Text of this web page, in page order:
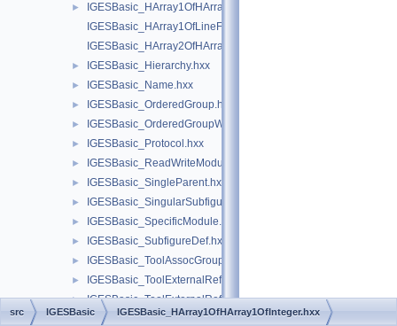
►
IGESBasic_HArray1OfHArray1OfXYZ.hxx
IGESBasic_HArray1OfLineFontEntity.hxx
IGESBasic_HArray2OfHArray1OfReal.hxx
► IGESBasic_Hierarchy.hxx
► IGESBasic_Name.hxx
► IGESBasic_OrderedGroup.hxx
► IGESBasic_OrderedGroupWithoutBackP.hxx
► IGESBasic_Protocol.hxx
► IGESBasic_ReadWriteModule.hxx
► IGESBasic_SingleParent.hxx
► IGESBasic_SingularSubfigure.hxx
► IGESBasic_SpecificModule.hxx
► IGESBasic_SubfigureDef.hxx
► IGESBasic_ToolAssocGroupType.hxx
► IGESBasic_ToolExternalReferenceFile.hxx
► IGESBasic_ToolExternalRefFile.hxx
► IGESBasic_ToolExternalRefFileIndex.hxx
src IGESBasic IGESBasic_HArray1OfHArray1OfInteger.hxx